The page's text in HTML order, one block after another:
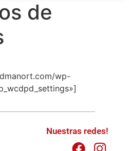
de
wp-
Nuestras redes!